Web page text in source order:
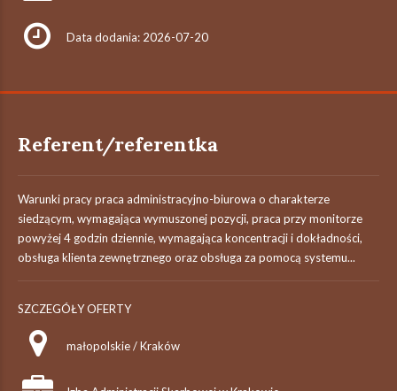
Data dodania: 2026-07-20
Referent/referentka
Warunki pracy praca administracyjno-biurowa o charakterze
siedzącym, wymagająca wymuszonej pozycji, praca przy monitorze
powyżej 4 godzin dziennie, wymagająca koncentracji i dokładności,
obsługa klienta zewnętrznego oraz obsługa za pomocą systemu...
SZCZEGÓŁY OFERTY
małopolskie / Kraków